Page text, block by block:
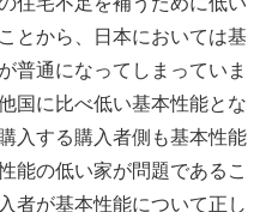
とから、日本においては基
普通になってしまっていま
国に比べ低い基本性能とな
入する購入者側も基本性能
能の低い家が問題であるこ
者が基本性能について正し